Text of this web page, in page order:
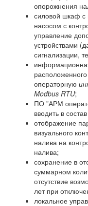
опорожнения
силовой шкаф с
насосом с
управление
устройствами
сигнализации,
операторную
Modbus RTU;
ПО "АРМ
вводить в состав
отображение
визуального
налива на
налива;
сохранение в
суммарном
отсутствие
лет при
локальное